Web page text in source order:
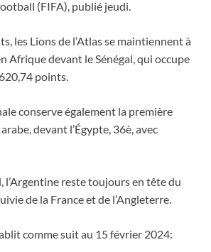
(FIFA), publié jeudi.
les Lions de l’Atlas se maintiennent à
Afrique devant le Sénégal, qui occupe
points.
conserve également la première
devant l’Égypte, 36è, avec
l’Argentine reste toujours en tête du
de la France et de l’Angleterre.
comme suit au 15 février 2024: